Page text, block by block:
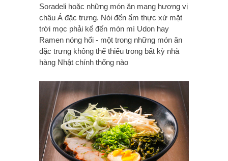
Soradeli hoặc những món ăn mang hương vị
châu Á đặc trưng. Nói đến ẩm thực xứ mặt
trời mọc phải kể đến món mì Udon hay
Ramen nóng hổi - một trong những món ăn
đặc trưng không thể thiếu trong bất kỳ nhà
hàng Nhật chính thống nào